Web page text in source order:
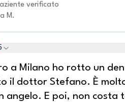
verificato
M.
a Milano ho rotto un
il dottor Stefano. È
angelo. E poi, non